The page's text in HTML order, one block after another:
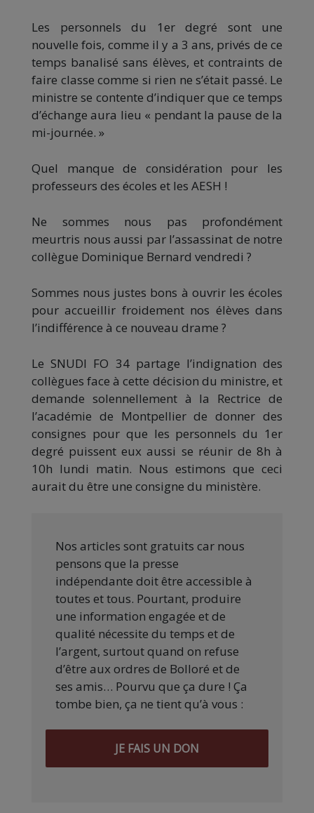
Les personnels du 1er degré sont une
nouvelle fois, comme il y a 3 ans, privés de ce
temps banalisé sans élèves, et contraints de
faire classe comme si rien ne s’était passé. Le
ministre se contente d’indiquer que ce temps
d’échange aura lieu « pendant la pause de la
mi-journée. »
Quel manque de considération pour les
professeurs des écoles et les AESH !
Ne sommes nous pas profondément
meurtris nous aussi par l’assassinat de notre
collègue Dominique Bernard vendredi ?
Sommes nous justes bons à ouvrir les écoles
pour accueillir froidement nos élèves dans
l’indifférence à ce nouveau drame ?
Le SNUDI FO 34 partage l’indignation des
collègues face à cette décision du ministre, et
demande solennellement à la Rectrice de
l’académie de Montpellier de donner des
consignes pour que les personnels du 1er
degré puissent eux aussi se réunir de 8h à
10h lundi matin. Nous estimons que ceci
aurait du être une consigne du ministère.
Nos articles sont gratuits car nous
pensons que la presse
indépendante doit être accessible à
toutes et tous. Pourtant, produire
une information engagée et de
qualité nécessite du temps et de
l’argent, surtout quand on refuse
d’être aux ordres de Bolloré et de
ses amis… Pourvu que ça dure ! Ça
tombe bien, ça ne tient qu’à vous :
JE FAIS UN DON